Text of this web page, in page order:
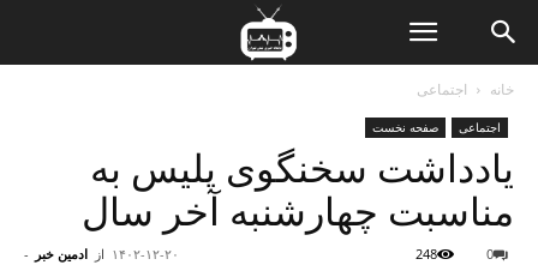
خانه اجتماعی
اجتماعی صفحه نخست
یادداشت سخنگوی پلیس به
مناسبت چهارشنبه آخر سال
از ادمین خبر - ۱۴۰۲-۱۲-۲۰ 0
248